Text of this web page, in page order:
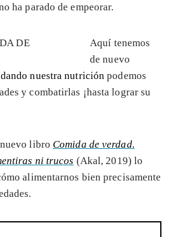
ha parado de empeorar.
Aquí tenemos
de nuevo
nuestra nutrición podemos
y combatirlas ¡hasta lograr su
libro Comida de verdad.
ni trucos (Akal, 2019) lo
alimentarnos bien precisamente